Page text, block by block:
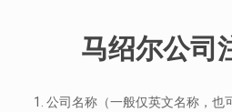
马绍尔公司
1. 公司名称（一般仅英文名称，也